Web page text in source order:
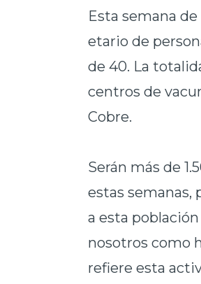
Esta semana
etario de
de 40. La
centros de
Cobre.
Serán más de
estas semanas,
a esta
nosotros como
refiere esta